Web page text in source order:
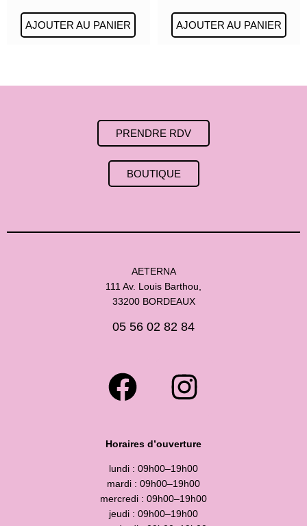
AJOUTER AU PANIER AJOUTER AU PANIER
PRENDRE RDV
BOUTIQUE
AETERNA
111 Av. Louis Barthou,
33200 BORDEAUX
05 56 02 82 84
Horaires d’ouverture
lundi : 09h00–19h00
mardi : 09h00–19h00
mercredi : 09h00–19h00
jeudi : 09h00–19h00